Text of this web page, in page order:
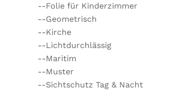
--Folie für Kinderzimmer
--Geometrisch
--Kirche
--Lichtdurchlässig
--Maritim
--Muster
--Sichtschutz Tag & Nacht